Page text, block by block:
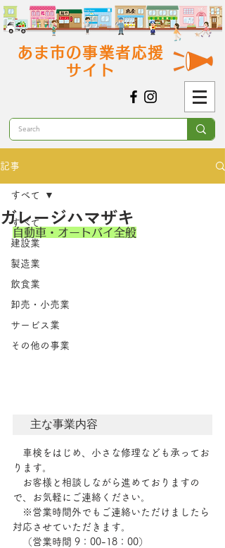
あま市の事業者応援
サイト
記事
すべて
建設業
製造業
飲食業
卸売・小売業
サービス業
その他の事業
すべて
ガレージハマザキ
自動車・オートバイ全般
主な事業内容
車検をはじめ、小さな修理なども承ってお
ります。
お客様と相談しながら進めておりますの
で、お気軽にご連絡ください。
※営業時間外でもご連絡いただけましたら
対応させていただきます。
（営業時間 9：00-18：00）